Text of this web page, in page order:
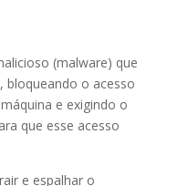
(malware) que
o acesso
e exigindo o
que esse acesso
e espalhar o